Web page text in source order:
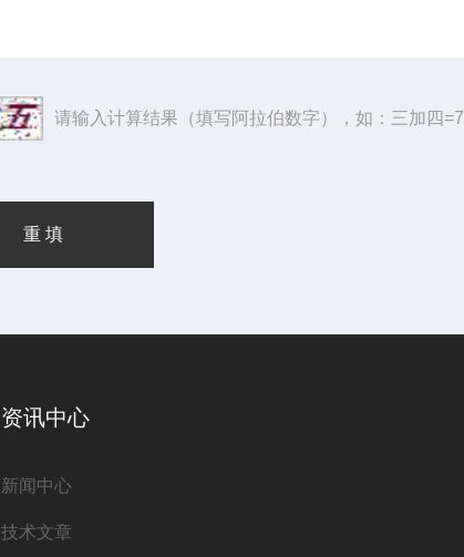
请输入计算结果（填写阿拉伯数字），如：三加四=7
资讯中心
新闻中心
技术文章